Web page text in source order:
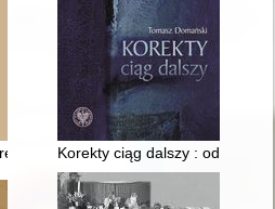
Korekty ciąg dalszy :